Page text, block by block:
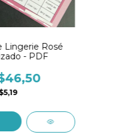
Lingerie Rosé
- PDF